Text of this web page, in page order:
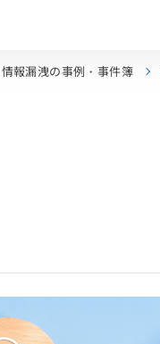
情報漏洩の事例・事件簿